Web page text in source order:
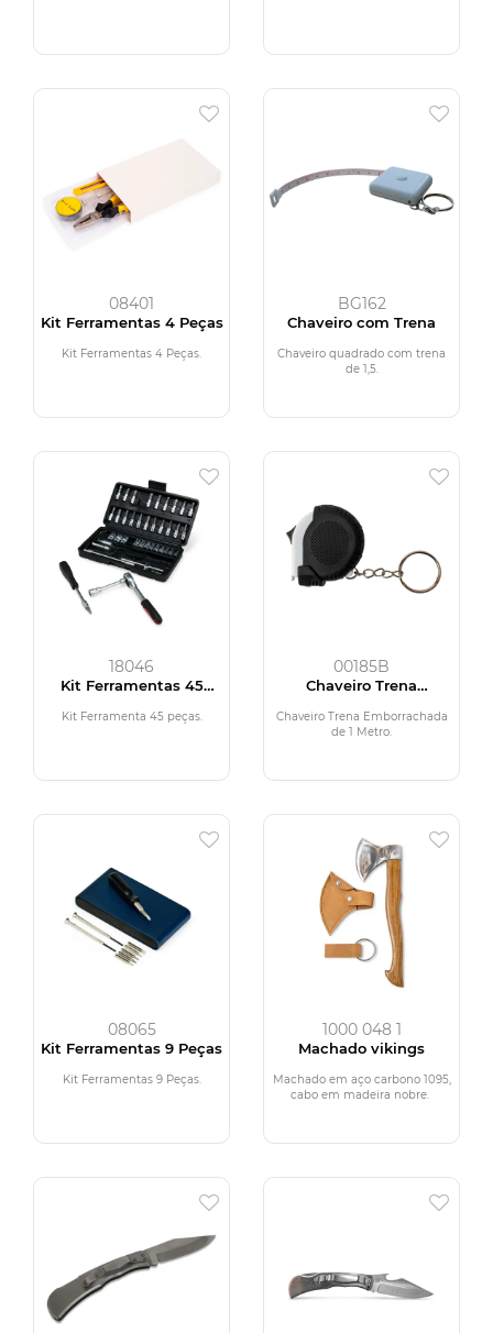
08401
Kit Ferramentas 4 Peças
Kit Ferramentas 4 Peças.
BG162
Chaveiro com Trena
Chaveiro quadrado com trena
de 1,5.
18046
Kit Ferramentas 45
Kit Ferramenta 45 peças.
00185B
Chaveiro Trena
Metro
Chaveiro Trena Emborrachada
de 1 Metro.
08065
Kit Ferramentas 9 Peças
Kit Ferramentas 9 Peças.
1000 048 1
Machado vikings
Machado em aço carbono 1095,
cabo em madeira nobre.